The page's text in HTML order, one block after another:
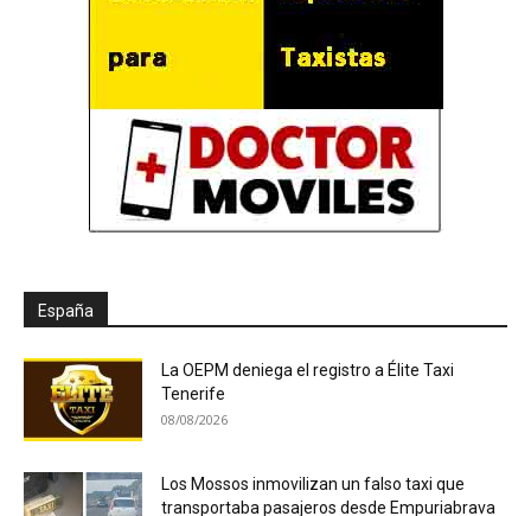
España
La OEPM deniega el registro a Élite Taxi
Tenerife
08/08/2026
Los Mossos inmovilizan un falso taxi que
transportaba pasajeros desde Empuriabrava